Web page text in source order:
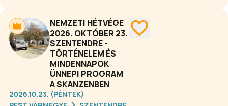
kiállítását rejti, azaz majdnem 1000
m3-en kerül bemutatásra a Föld
vulkánossága általánosságban, a
Kárpát-medence és Magyarország
tűzhányói, majd végül helyi
nevezetességünk, az öt és fél millió
éves bazaltvulkán, a Ság hegy.
NEMZETI HÉTVÉGE
2026. OKTÓBER 23.
SZENTENDRE -
TÖRTÉNELEM ÉS
MINDENNAPOK
ÜNNEPI PROGRAM
A SKANZENBEN
2026.10.23. (PÉNTEK)